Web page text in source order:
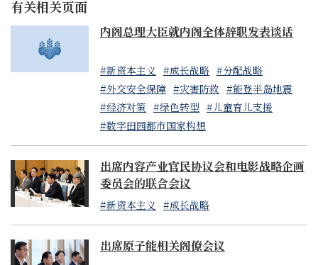
有关相关页面
内阁总理大臣就内阁全体辞职发表谈话
#新资本主义 #成长战略 #分配战略
#外交安全保障 #灾害防救 #能登半岛地震
#经济对策 #绿色转型 #儿童育儿支援
#数字田园都市国家构想
出席内容产业官民协议会和电影战略企画
委员会的联合会议
#新资本主义 #成长战略
出席原子能相关阁僚会议